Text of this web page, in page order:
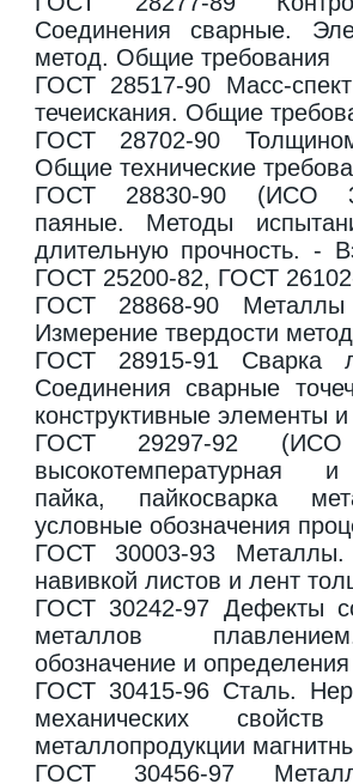
Соединения сварные.
метод. Общие требования
ГОСТ 28517-90 Масс-
течеискания. Общие
ГОСТ 28702-90
Общие технические
ГОСТ 28830-90 (ИСО
паяные. Методы
длительную прочность. -
ГОСТ 25200-82, ГОСТ
ГОСТ 28868-90
Измерение твердости
ГОСТ 28915-91 Сварка
Соединения сварные
конструктивные элементы
ГОСТ 29297-92 (ИСО
высокотемпературная и
пайка, пайкосварка
условные обозначения
ГОСТ 30003-93
навивкой листов и лент
ГОСТ 30242-97 Дефекты
металлов
обозначение и определения
ГОСТ 30415-96 Сталь.
механических
металлопродукции
ГОСТ 30456-97